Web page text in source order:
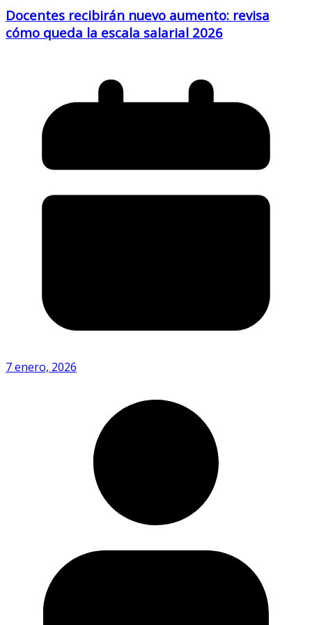
Docentes recibirán nuevo aumento: revisa
cómo queda la escala salarial 2026
7 enero, 2026